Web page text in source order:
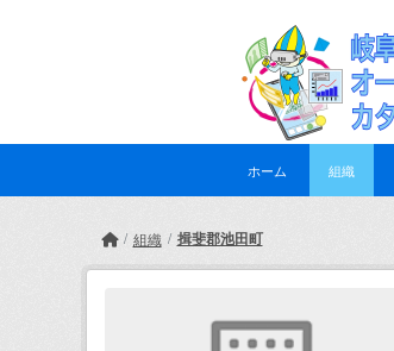
ホーム 組織
組織 揖斐郡池田町